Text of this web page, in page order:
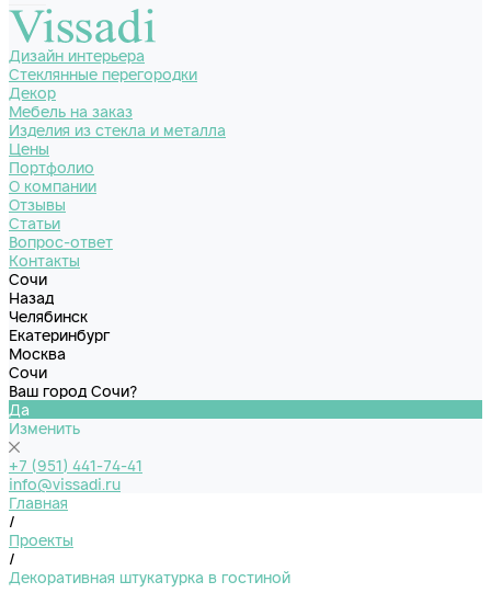
Дизайн интерьера
Стеклянные перегородки
Декор
Мебель на заказ
Изделия из стекла и металла
Цены
Портфолио
О компании
Отзывы
Статьи
Вопрос-ответ
Контакты
Сочи
Назад
Челябинск
Екатеринбург
Москва
Сочи
Ваш город Сочи?
Да
Изменить
+7 (951) 441-74-41
info@vissadi.ru
Главная
/
Проекты
/
Декоративная штукатурка в гостиной